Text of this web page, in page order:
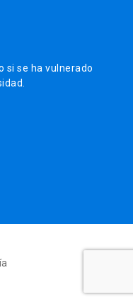
si se ha vulnerado